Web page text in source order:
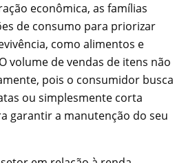
econômica, as famílias
de consumo para priorizar
como alimentos e
volume de vendas de itens não
pois o consumidor busca
ou simplesmente corta
garantir a manutenção do seu